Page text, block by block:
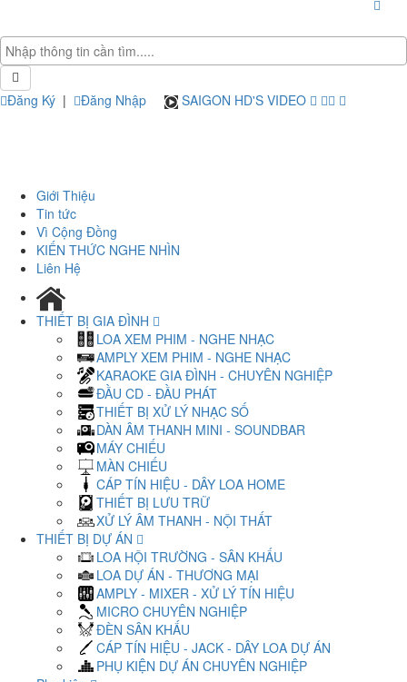
Đăng Ký | Đăng Nhập SAIGON HD'S VIDEO
Giới Thiệu
Tin tức
Vì Cộng Đồng
KIẾN THỨC NGHE NHÌN
Liên Hệ
THIẾT BỊ GIA ĐÌNH
LOA XEM PHIM - NGHE NHẠC
AMPLY XEM PHIM - NGHE NHẠC
KARAOKE GIA ĐÌNH - CHUYÊN NGHIỆP
ĐẦU CD - ĐẦU PHÁT
THIẾT BỊ XỬ LÝ NHẠC SỐ
DÀN ÂM THANH MINI - SOUNDBAR
MÁY CHIẾU
MÀN CHIẾU
CÁP TÍN HIỆU - DÂY LOA HOME
THIẾT BỊ LƯU TRỮ
XỬ LÝ ÂM THANH - NỘI THẤT
THIẾT BỊ DỰ ÁN
LOA HỘI TRƯỜNG - SÂN KHẤU
LOA DỰ ÁN - THƯƠNG MẠI
AMPLY - MIXER - XỬ LÝ TÍN HIỆU
MICRO CHUYÊN NGHIỆP
ĐÈN SÂN KHẤU
CÁP TÍN HIỆU - JACK - DÂY LOA DỰ ÁN
PHỤ KIỆN DỰ ÁN CHUYÊN NGHIỆP